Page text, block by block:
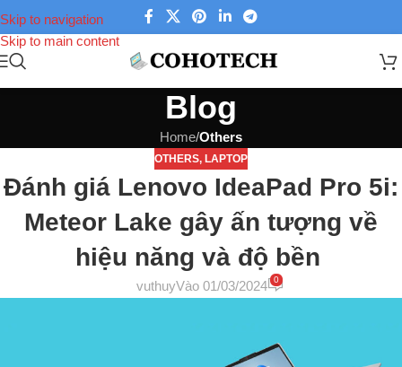
Skip to navigation
Skip to main content
Blog
Home/Others
OTHERS, LAPTOP
Đánh giá Lenovo IdeaPad Pro 5i:
Meteor Lake gây ấn tượng về
hiệu năng và độ bền ​
vuthuyVào 01/03/2024 0